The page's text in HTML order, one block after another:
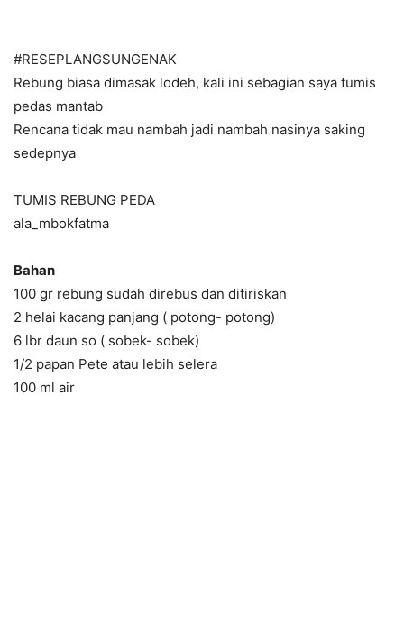
#RESEPLANGSUNGENAK
Rebung biasa dimasak lodeh, kali ini sebagian saya tumis
pedas mantab
Rencana tidak mau nambah jadi nambah nasinya saking
sedepnya
TUMIS REBUNG PEDA
ala_mbokfatma
Bahan
100 gr rebung sudah direbus dan ditiriskan
2 helai kacang panjang ( potong- potong)
6 lbr daun so ( sobek- sobek)
1/2 papan Pete atau lebih selera
100 ml air